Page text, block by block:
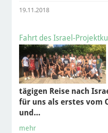
19.11.2018
Fahrt des Israel-
tägigen Reise nach
für uns als erstes vom
und…
mehr